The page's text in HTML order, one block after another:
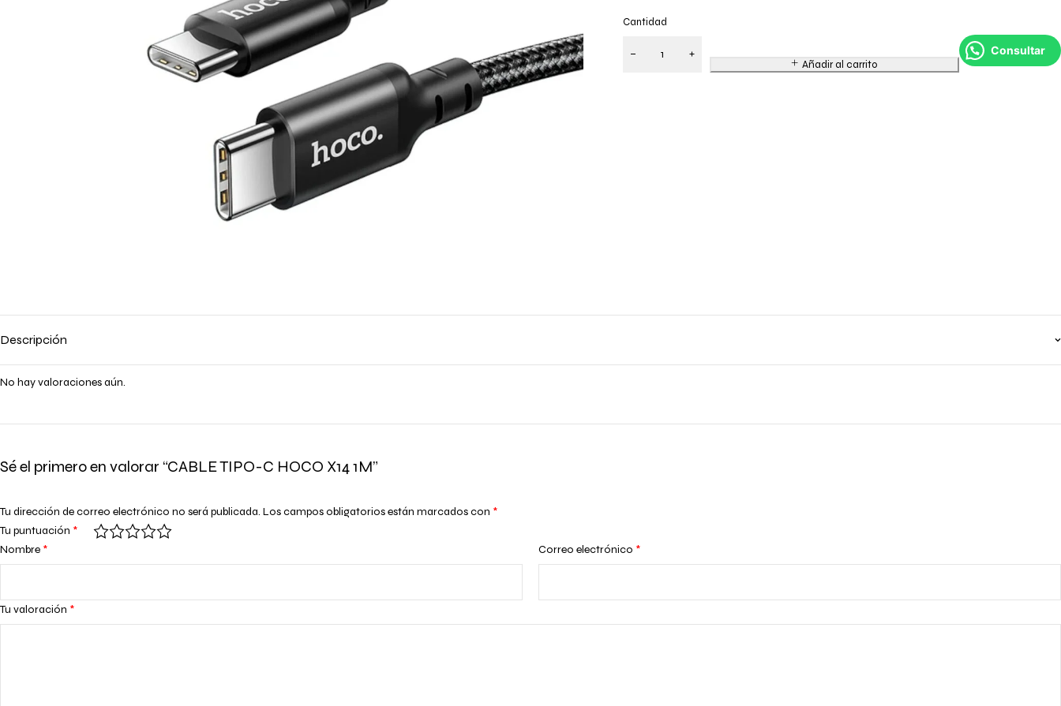
Cantidad
Añadir al carrito
Consultar
Descripción
No hay valoraciones aún.
Sé el primero en valorar “CABLE TIPO-C HOCO X14 1M”
Tu dirección de correo electrónico no será publicada. Los campos obligatorios están marcados con *
Tu puntuación *
Tu valoración *
Nombre * Correo electrónico *